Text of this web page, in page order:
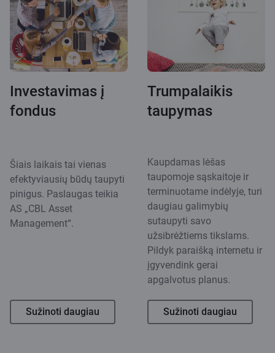
Investavimas į
fondus
Šiais laikais tai vienas
efektyviausių būdų taupyti
pinigus. Paslaugas teikia
AS „CBL Asset
Management“.
Sužinoti daugiau
Trumpalaikis
taupymas
Kaupdamas lėšas
taupomoje sąskaitoje ir
terminuotame indėlyje, turi
daugiau galimybių
sutaupyti savo
užsibrėžtiems tikslams.
Pildyk paraišką internetu ir
įgyvendink gerai
apgalvotus planus.
Sužinoti daugiau